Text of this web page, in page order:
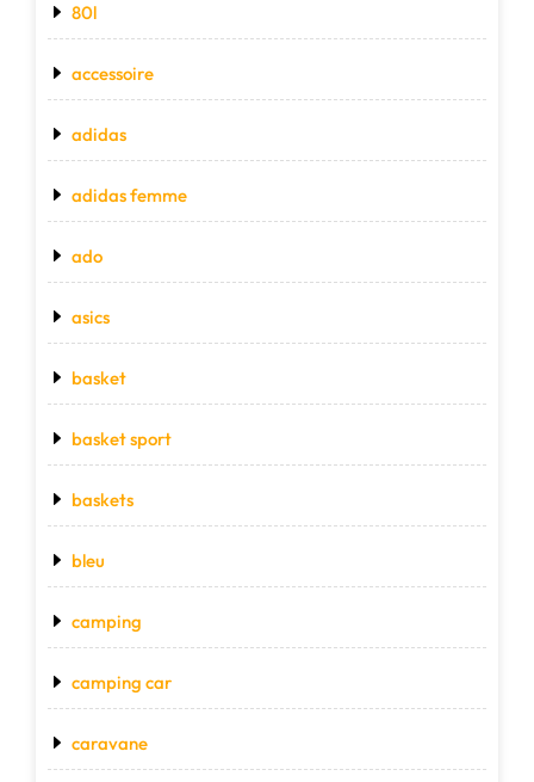
80l
accessoire
adidas
adidas femme
ado
asics
basket
basket sport
baskets
bleu
camping
camping car
caravane